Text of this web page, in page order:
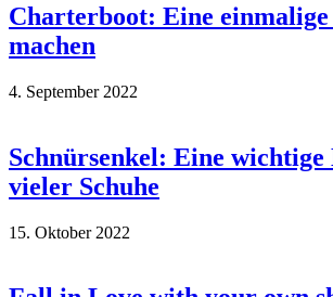
Charterboot: Eine
machen
4. September 2022
Schnürsenkel: Eine wichtige
vieler Schuhe
15. Oktober 2022